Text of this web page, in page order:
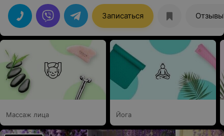
решила закрепить 8 сеансами. Наталья знает свое
дело, прорабатывает все качественно. В следующий
раз приду на общий массаж. Смело рекомендую
мастера.
Записаться Отзывы
Массаж лица Йога